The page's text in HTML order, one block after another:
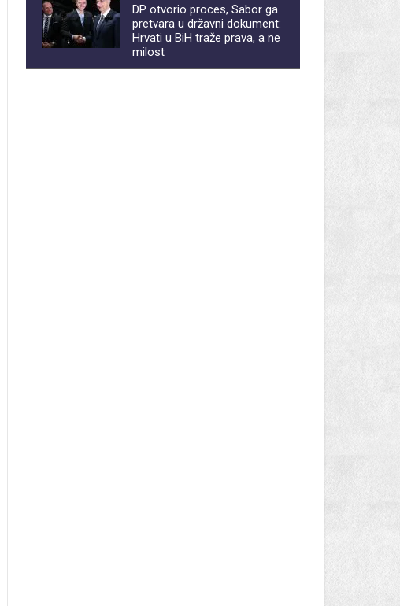
DP otvorio proces, Sabor ga
pretvara u državni dokument:
Hrvati u BiH traže prava, a ne
milost